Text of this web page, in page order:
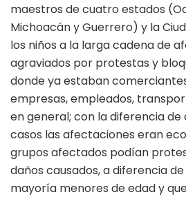
maestros de cuatro estados
Michoacán y Guerrero) y la
los niños a la larga cadena de
agraviados por protestas y
donde ya estaban
empresas, empleados,
en general; con la diferencia de
casos las afectaciones eran
grupos afectados podían
daños causados, a diferencia
mayoría menores de edad y